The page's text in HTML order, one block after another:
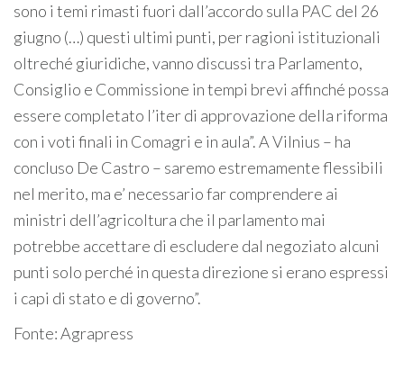
sono i temi rimasti fuori dall’accordo sulla PAC del 26
giugno (…) questi ultimi punti, per ragioni istituzionali
oltreché giuridiche, vanno discussi tra Parlamento,
Consiglio e Commissione in tempi brevi affinché possa
essere completato l’iter di approvazione della riforma
con i voti finali in Comagri e in aula”. A Vilnius – ha
concluso De Castro – saremo estremamente flessibili
nel merito, ma e’ necessario far comprendere ai
ministri dell’agricoltura che il parlamento mai
potrebbe accettare di escludere dal negoziato alcuni
punti solo perché in questa direzione si erano espressi
i capi di stato e di governo”.
Fonte: Agrapress